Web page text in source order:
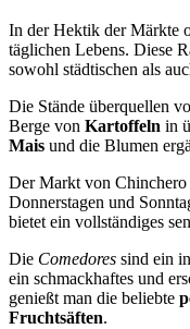
In der Hektik der Märkte
täglichen Lebens. Diese
sowohl städtischen als
Die Stände überquellen
Berge von Kartoffeln in
Mais und die Blumen
Der Markt von Chinchero
Donnerstagen und
bietet ein vollständiges
Die Comedores sind ein
ein schmackhaftes und
genießt man die beliebte
Fruchtsäften.